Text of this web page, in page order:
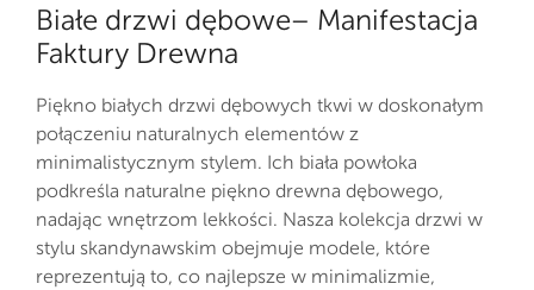
Białe drzwi dębowe– Manifestacja
Faktury Drewna
Piękno białych drzwi dębowych tkwi w doskonałym
połączeniu naturalnych elementów z
minimalistycznym stylem. Ich biała powłoka
podkreśla naturalne piękno drewna dębowego,
nadając wnętrzom lekkości. Nasza kolekcja drzwi w
stylu skandynawskim obejmuje modele, które
reprezentują to, co najlepsze w minimalizmie,